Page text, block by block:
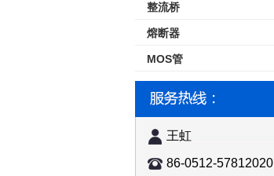
整流桥
熔断器
MOS管
王虹
86-0512-57812020